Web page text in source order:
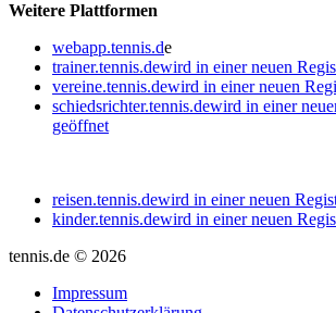
Weitere Plattformen
webapp.tennis.de
trainer.tennis.dewird in einer neuen
vereine.tennis.dewird in einer neuen
schiedsrichter.tennis.dewird in einer
geöffnet
reisen.tennis.dewird in einer neuen
kinder.tennis.dewird in einer neuen
tennis.de © 2026
Impressum